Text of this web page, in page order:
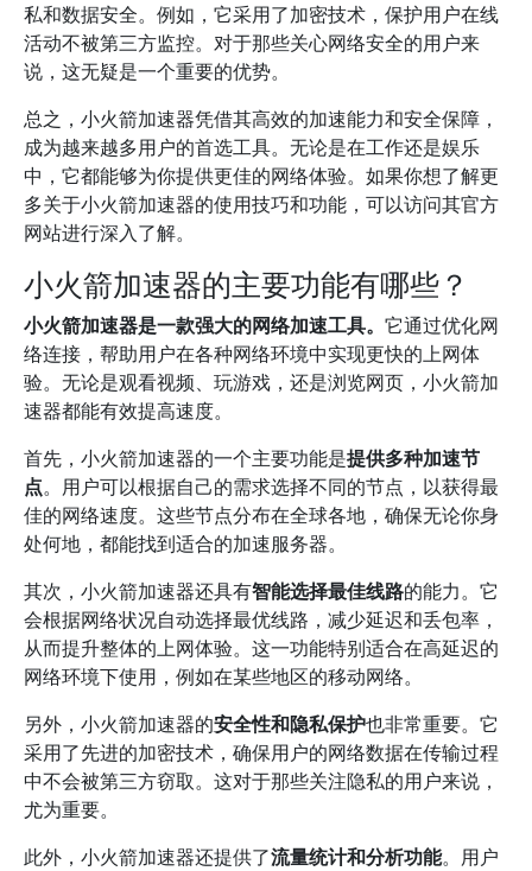
私和数据安全。例如，它采用了加密技术，保护用户在线
活动不被第三方监控。对于那些关心网络安全的用户来
说，这无疑是一个重要的优势。
总之，小火箭加速器凭借其高效的加速能力和安全保障，
成为越来越多用户的首选工具。无论是在工作还是娱乐
中，它都能够为你提供更佳的网络体验。如果你想了解更
多关于小火箭加速器的使用技巧和功能，可以访问其官方
网站进行深入了解。
小火箭加速器的主要功能有哪些？
小火箭加速器是一款强大的网络加速工具。 它通过优化网
络连接，帮助用户在各种网络环境中实现更快的上网体
验。无论是观看视频、玩游戏，还是浏览网页，小火箭加
速器都能有效提高速度。
首先，小火箭加速器的一个主要功能是提供多种加速节
点。用户可以根据自己的需求选择不同的节点，以获得最
佳的网络速度。这些节点分布在全球各地，确保无论你身
处何地，都能找到适合的加速服务器。
其次，小火箭加速器还具有智能选择最佳线路的能力。它
会根据网络状况自动选择最优线路，减少延迟和丢包率，
从而提升整体的上网体验。这一功能特别适合在高延迟的
网络环境下使用，例如在某些地区的移动网络。
另外，小火箭加速器的安全性和隐私保护也非常重要。它
采用了先进的加密技术，确保用户的网络数据在传输过程
中不会被第三方窃取。这对于那些关注隐私的用户来说，
尤为重要。
此外，小火箭加速器还提供了流量统计和分析功能。用户